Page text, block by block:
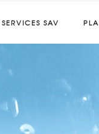
SERVICES SAV